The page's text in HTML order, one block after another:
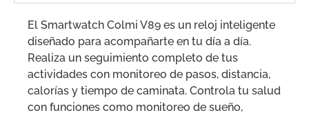
El Smartwatch Colmi V89 es un reloj inteligente
diseñado para acompañarte en tu día a día.
Realiza un seguimiento completo de tus
actividades con monitoreo de pasos, distancia,
calorías y tiempo de caminata. Controla tu salud
con funciones como monitoreo de sueño,